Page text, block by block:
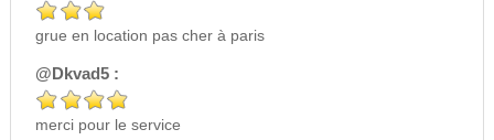
grue en location pas cher à paris
@Dkvad5 :
merci pour le service